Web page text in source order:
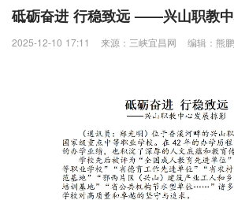
砥砺奋进 行稳致远 ——兴山职教
2025-12-10 17:11 来源：三峡宜昌网 编辑：熊鹏